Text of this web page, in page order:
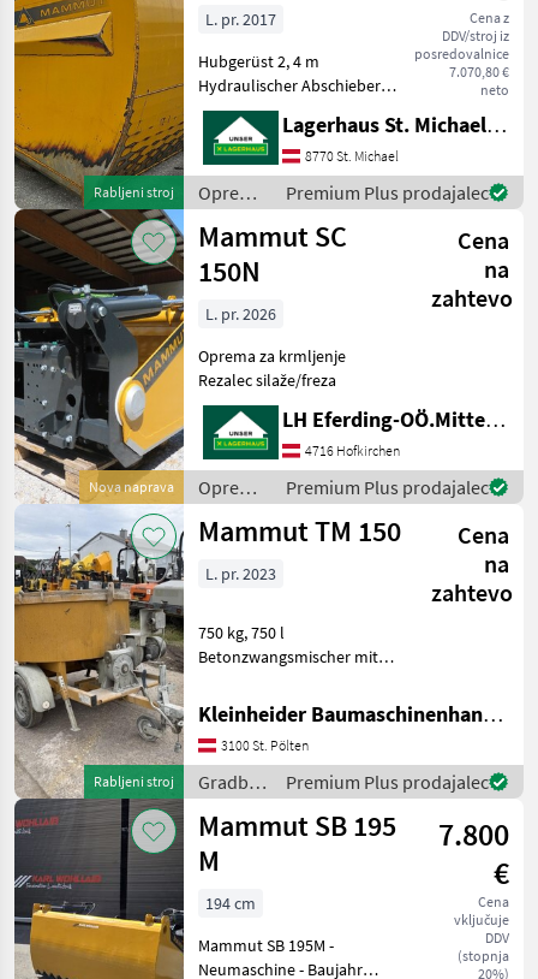
Rabljeni stroj
Cena z
DDV/stroj iz
posredovalnice
7.070,80 €
neto
L. pr. 2017
Hubgerüst 2, 4 m
Hydraulischer Abschieber
XL E-Punktansteuerung 4
DW 1xDW erforderlich
Hydraulischer Oberlenker
Um Ihnen unnötige
Wartezeiten oder
Wegstrecken zu e
Lagerhaus St. Michael ob Leoben eGen
8770 St. Michael
Oprema
za
krmljenje
/
Mammut
Premium Plus prodajalec
Nova naprava
Mammut SC
150N
Cena
na
zahtevo
L. pr. 2026
Oprema za krmljenje
Rezalec silaže/freza
LH Eferding-OÖ.Mitte, Landtechnik Hofkirchen
4716 Hofkirchen
Oprema
za
krmljenje
Mammut
Premium Plus prodajalec
Rabljeni stroj
Mammut TM 150
Cena
na
zahtevo
L. pr. 2023
750 kg, 750 l
Betonzwangsmischer mit
Einachsanhänger mit
Straßenzulassung Gradbeni
stroji Gradbeni prekucnik
Kleinheider Baumaschinenhandel GmbH.
3100 St. Pölten
Gradbeni
stroji /
Mammut
Premium Plus prodajalec
Mammut SB 195
M
7.800
€
Cena
vključuje
DDV
(stopnja
20%)
194 cm
Mammut SB 195M -
Neumaschine - Baujahr